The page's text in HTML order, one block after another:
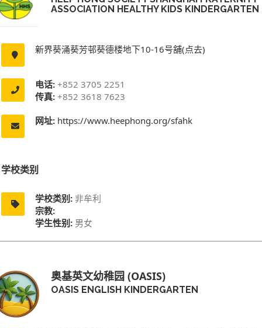
ASSOCIATION HEALTHY KIDS KINDERGARTEN
新界葵涌葵芳邨葵德楼地下10-16号舖(点去)
电话: +852 3705 2251
传真: +852 3618 7623
网址: https://www.heephong.org/sfahk
学校类别
学校类别: 非牟利
宗教:
学生性别: 男女
奥基英文幼稚园 (OASIS)
OASIS ENGLISH KINDERGARTEN